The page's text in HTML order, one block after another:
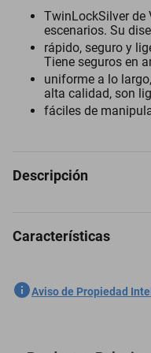
TwinLockSilver de
escenarios. Su
rápido, seguro y
Tiene seguros en
uniforme a lo
alta calidad, son
fáciles de
Descripción
Gancho Mosquetón 1Pza,
Características
SKU
Aviso de Propiedad